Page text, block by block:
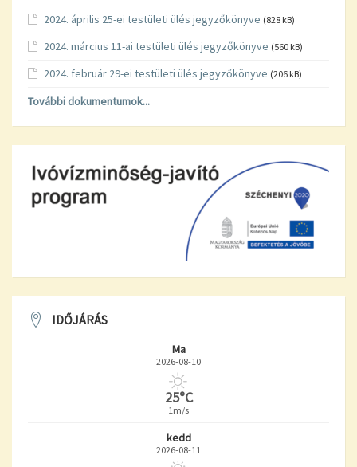
2024. április 25-ei testületi ülés jegyzőkönyve (828 kB)
2024. március 11-ai testületi ülés jegyzőkönyve (560 kB)
2024. február 29-ei testületi ülés jegyzőkönyve (206 kB)
További dokumentumok...
IDŐJÁRÁS
Ma
2026-08-10
25°C
1m/s
kedd
2026-08-11